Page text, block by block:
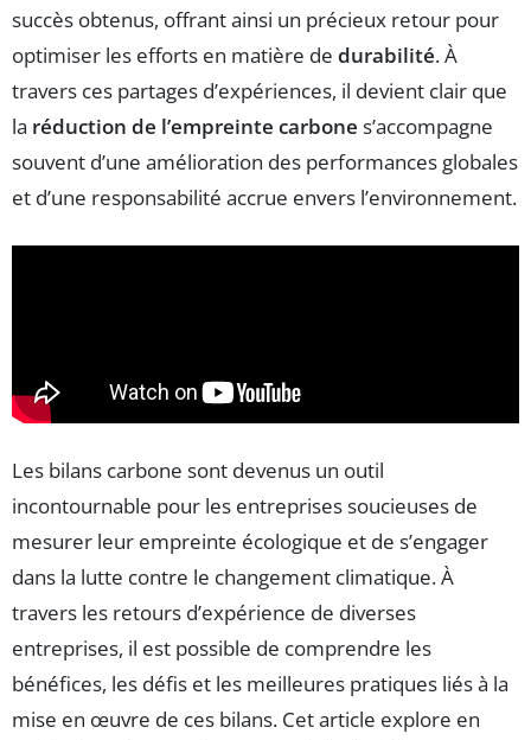
succès obtenus, offrant ainsi un précieux retour pour
optimiser les efforts en matière de durabilité. À
travers ces partages d’expériences, il devient clair que
la réduction de l’empreinte carbone s’accompagne
souvent d’une amélioration des performances globales
et d’une responsabilité accrue envers l’environnement.
Les bilans carbone sont devenus un outil
incontournable pour les entreprises soucieuses de
mesurer leur empreinte écologique et de s’engager
dans la lutte contre le changement climatique. À
travers les retours d’expérience de diverses
entreprises, il est possible de comprendre les
bénéfices, les défis et les meilleures pratiques liés à la
mise en œuvre de ces bilans. Cet article explore en